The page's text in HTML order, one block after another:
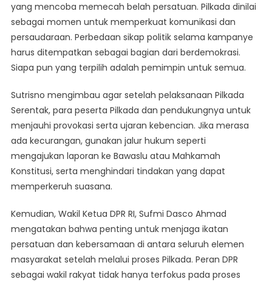
yang mencoba memecah belah persatuan. Pilkada dinilai
sebagai momen untuk memperkuat komunikasi dan
persaudaraan. Perbedaan sikap politik selama kampanye
harus ditempatkan sebagai bagian dari berdemokrasi.
Siapa pun yang terpilih adalah pemimpin untuk semua.
Sutrisno mengimbau agar setelah pelaksanaan Pilkada
Serentak, para peserta Pilkada dan pendukungnya untuk
menjauhi provokasi serta ujaran kebencian. Jika merasa
ada kecurangan, gunakan jalur hukum seperti
mengajukan laporan ke Bawaslu atau Mahkamah
Konstitusi, serta menghindari tindakan yang dapat
memperkeruh suasana.
Kemudian, Wakil Ketua DPR RI, Sufmi Dasco Ahmad
mengatakan bahwa penting untuk menjaga ikatan
persatuan dan kebersamaan di antara seluruh elemen
masyarakat setelah melalui proses Pilkada. Peran DPR
sebagai wakil rakyat tidak hanya terfokus pada proses